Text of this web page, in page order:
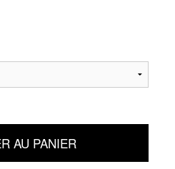
AU PANIER